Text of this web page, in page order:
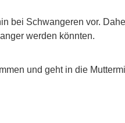
bei Schwangeren vor.
werden könnten.
und geht in die